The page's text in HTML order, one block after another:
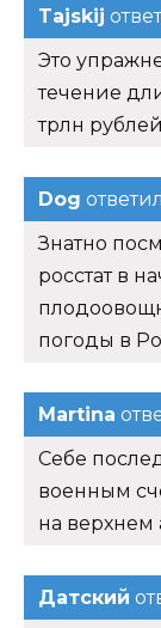
Tajskij
Это
течение
трлн
Dog
Знатно
росстат в
погоды в
Martina
Себе
военным
на верхнем
Датский